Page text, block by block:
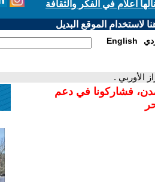
أعلام في الفكر والثقافة
لاستخدام الموقع البديل
English
الأوربي .
فشاركونا في دعم